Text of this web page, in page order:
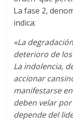
La fase 2,
indica:
«La
deterioro de
La indolencia,
accionar
manifestarse
deben velar
depende del